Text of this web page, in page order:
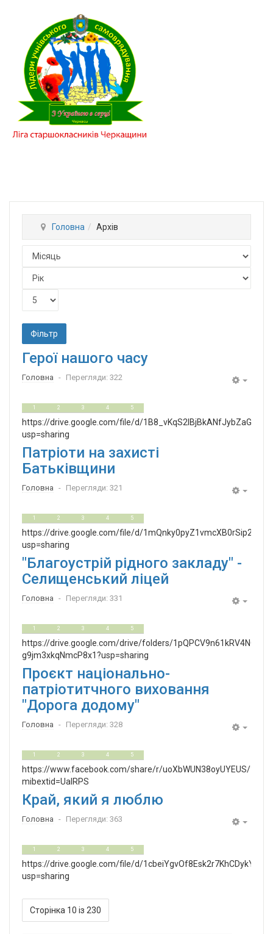
Головна Архів
Фільтр
Герої нашого часу
Головна Перегляди: 322
1 2 3 4 5
https://drive.google.com/file/d/
usp=sharing
Патріоти на захисті
Батьківщини
Головна Перегляди: 321
1 2 3 4 5
https://drive.google.com/file/d/
usp=sharing
"Благоустрій рідного закладу" -
Селищенський ліцей
Головна Перегляди: 331
1 2 3 4 5
https://drive.google.com/drive/folders/1pQPCV9n61kRV4NOS-
g9jm3xkqNmcP8x1?usp=sharing
Проєкт національно-
патріотитчного виховання
"Дорога додому"
Головна Перегляди: 328
1 2 3 4 5
https://www.facebook.com/share/r/uoXbWUN38oyUYEUS/?
mibextid=UalRPS
Край, який я люблю
Головна Перегляди: 363
1 2 3 4 5
https://drive.google.com/file/d/
usp=sharing
Сторінка 10 із 230